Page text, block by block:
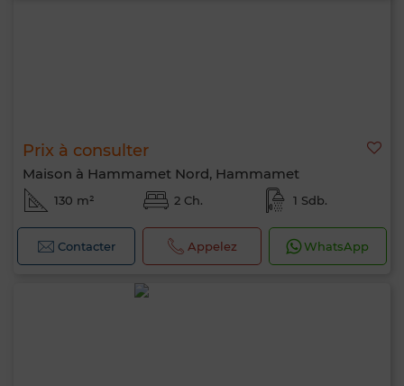
Prix à consulter
Maison à Hammamet Nord, Hammamet
130 m² 2 Ch. 1 Sdb.
Contacter Appelez WhatsApp